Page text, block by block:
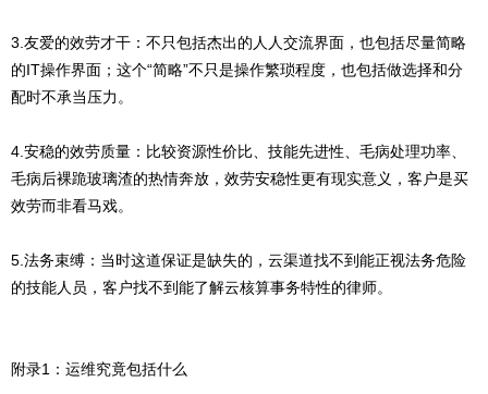
3.友爱的效劳才干：不只包括杰出的人人交流界面，也包括尽量简略
的IT操作界面；这个“简略”不只是操作繁琐程度，也包括做选择和分
配时不承当压力。
4.安稳的效劳质量：比较资源性价比、技能先进性、毛病处理功率、
毛病后裸跪玻璃渣的热情奔放，效劳安稳性更有现实意义，客户是买
效劳而非看马戏。
5.法务束缚：当时这道保证是缺失的，云渠道找不到能正视法务危险
的技能人员，客户找不到能了解云核算事务特性的律师。
附录1：运维究竟包括什么